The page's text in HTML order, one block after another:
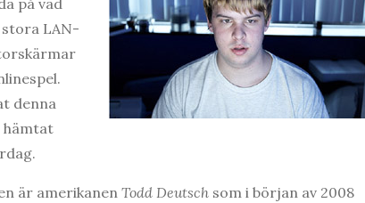
på vad
LAN-
denna
hämtat
är amerikanen Todd Deutsch som i början av 2008